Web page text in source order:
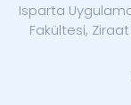
Isparta
Fakültesi,